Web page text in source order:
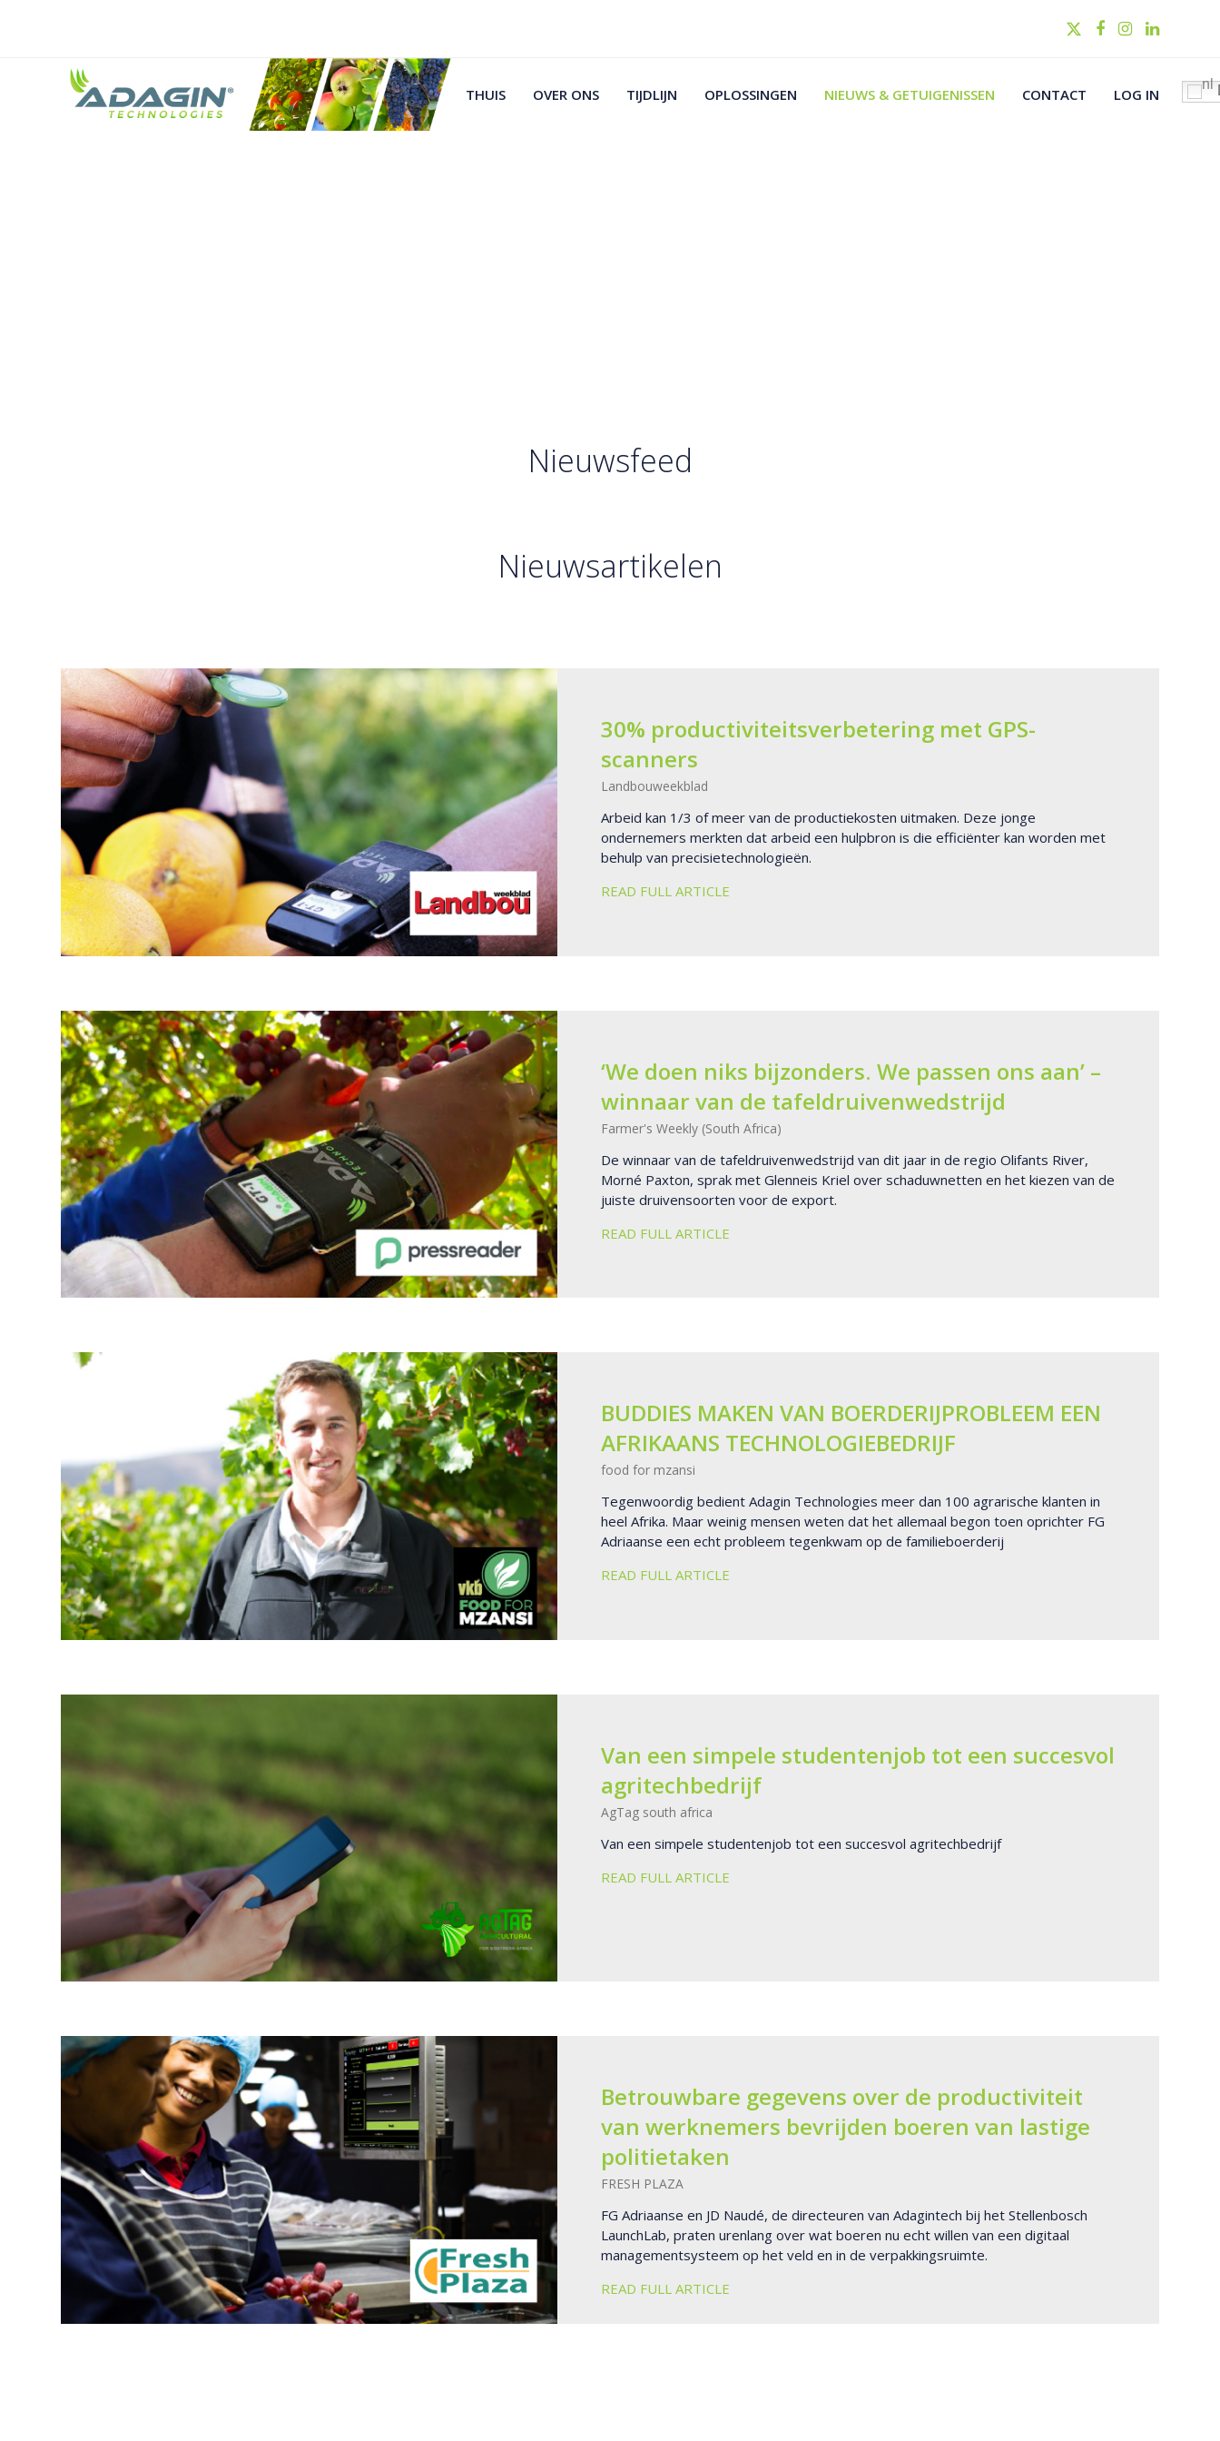
Twitter
Facebook
Instagram
LinkedIn
THUIS OVER ONS TIJDLIJN OPLOSSINGEN NIEUWS & GETUIGENISSEN CONTACT LOG IN
Nieuwsfeed
Nieuwsartikelen
30% productiviteitsverbetering met GPS-
scanners
Landbouweekblad
Arbeid kan 1/3 of meer van de productiekosten uitmaken. Deze jonge
ondernemers merkten dat arbeid een hulpbron is die efficiënter kan worden met
behulp van precisietechnologieën.
READ FULL ARTICLE
‘We doen niks bijzonders. We passen ons aan’ –
winnaar van de tafeldruivenwedstrijd
Farmer's Weekly (South Africa)
De winnaar van de tafeldruivenwedstrijd van dit jaar in de regio Olifants River,
Morné Paxton, sprak met Glenneis Kriel over schaduwnetten en het kiezen van de
juiste druivensoorten voor de export.
READ FULL ARTICLE
BUDDIES MAKEN VAN BOERDERIJPROBLEEM EEN
AFRIKAANS TECHNOLOGIEBEDRIJF
food for mzansi
Tegenwoordig bedient Adagin Technologies meer dan 100 agrarische klanten in
heel Afrika. Maar weinig mensen weten dat het allemaal begon toen oprichter FG
Adriaanse een echt probleem tegenkwam op de familieboerderij
READ FULL ARTICLE
Van een simpele studentenjob tot een succesvol
agritechbedrijf
AgTag south africa
Van een simpele studentenjob tot een succesvol agritechbedrijf
READ FULL ARTICLE
Betrouwbare gegevens over de productiviteit
van werknemers bevrijden boeren van lastige
politietaken
FRESH PLAZA
FG Adriaanse en JD Naudé, de directeuren van Adagintech bij het Stellenbosch
LaunchLab, praten urenlang over wat boeren nu echt willen van een digitaal
managementsysteem op het veld en in de verpakkingsruimte.
READ FULL ARTICLE